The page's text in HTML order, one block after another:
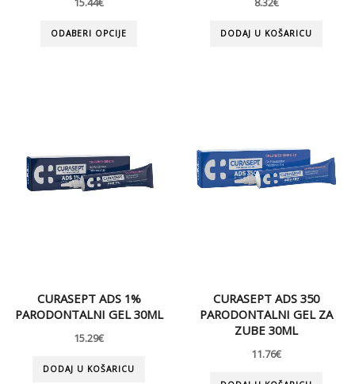
ODABERI OPCIJE DODAJ U KOŠARICU
CURASEPT ADS 1%
PARODONTALNI GEL 30ML
15.29€
DODAJ U KOŠARICU
CURASEPT ADS 350
PARODONTALNI GEL ZA
ZUBE 30ML
11.76€